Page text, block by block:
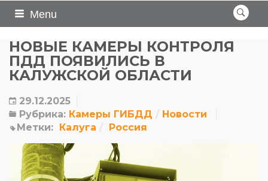
Menu
НОВЫЕ КАМЕРЫ КОНТРОЛЯ
ПДД ПОЯВИЛИСЬ В
КАЛУЖСКОЙ ОБЛАСТИ
29.12.2025
Рубрика: Камеры ГИБДД
Новости
Метки: Калуга Россия